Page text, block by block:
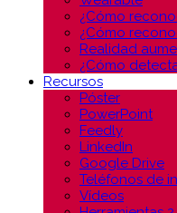
¿Cómo
¿Cómo
Realidad
¿Cómo
Recursos
Póster
PowerPoint
Feedly
LinkedIn
Google Drive
Teléfonos de
Vídeos